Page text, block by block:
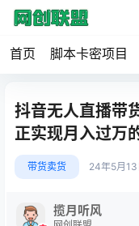
首页 脚本卡密项目
抖音无人直播带
正实现月入过万
带货卖货 24年5月13
揽月听风